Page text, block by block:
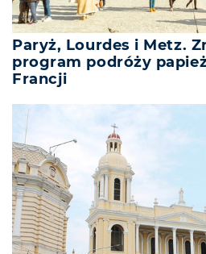
Paryż, Lourdes i Metz.
program podróży
Francji